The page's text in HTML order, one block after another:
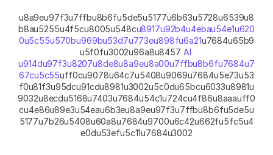
u8a9eu97f3u7ffbu8b6fu5de5u5177u6b63u5728u6539u8
b8au5255u4f5cu8005u548cu8917u92b4u4ebau54e1u620
0u5c55u570bu969bu53d7u773eu898fu6a21u7684u65b9
u5f0fu3002u96a8u8457 AI
u914du97f3u8207u8de8u8a9eu8a00u7ffbu8b6fu7684u7
67cu5c55uff0cu9078u64c7u5408u9069u7684u5e73u53
f0u81f3u95dcu91cdu8981u3002u5c0du65bcu6033u8981u
9032u8ecdu5168u7403u7684u54c1u724cu4f86u8aaauff0
cu4e86u89e3u54eau6b3eu8a9eu97f3u7ffbu8b6fu5de5u
5177u7b26u5408u60a8u7684u9700u6c42u662fu5fc5u4
e0du53efu5c11u7684u3002